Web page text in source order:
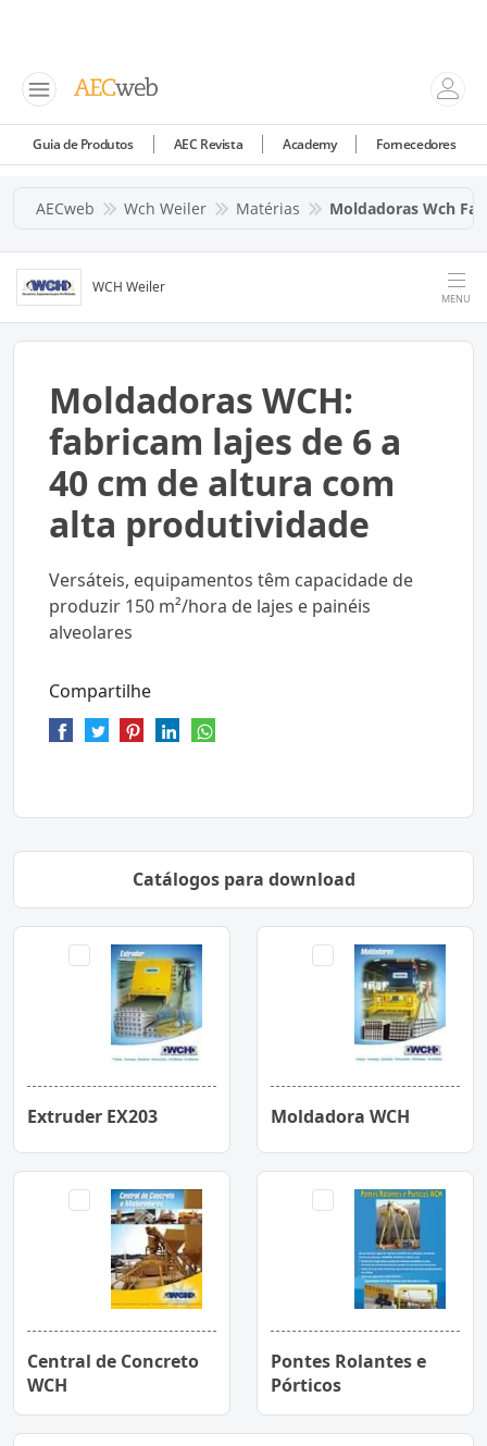
Guia de Produtos AEC Revista Academy Fornecedores
AECweb Wch Weiler Matérias Moldadoras Wch
WCH Weiler
MENU
Moldadoras WCH:
fabricam lajes de 6 a
40 cm de altura com
alta produtividade
Versáteis, equipamentos têm capacidade de
produzir 150 m²/hora de lajes e painéis
alveolares
Compartilhe
Catálogos para download
Extruder EX203 Moldadora WCH
Central de Concreto
WCH
Pontes Rolantes e
Pórticos